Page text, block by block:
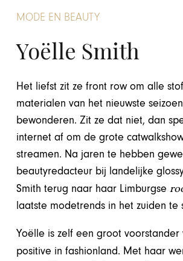
MODE EN BEAUTY
Yoëlle Smith
Het liefst zit ze front row om alle
materialen van het nieuwste
bewonderen. Zit ze dat niet, dan
internet af om de grote
streamen. Na jaren te hebben
beautyredacteur bij landelijke
Smith terug naar haar Limburgse
laatste modetrends in het zuiden te
Yoëlle is zelf een groot voorstander
positive in fashionland. Met haar